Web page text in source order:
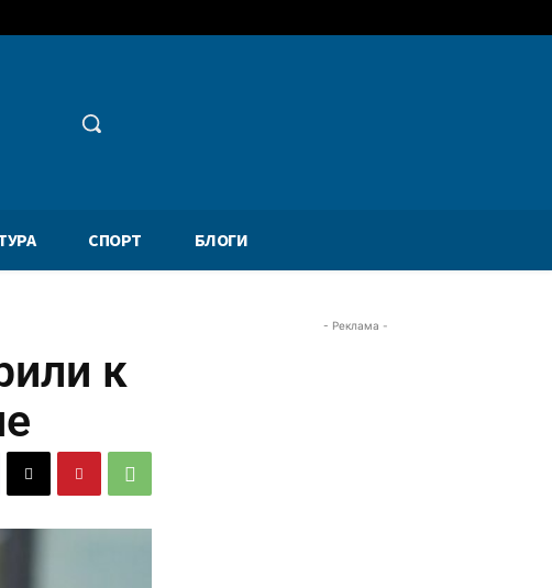
СПОРТ БЛОГИ
к
- Реклама -